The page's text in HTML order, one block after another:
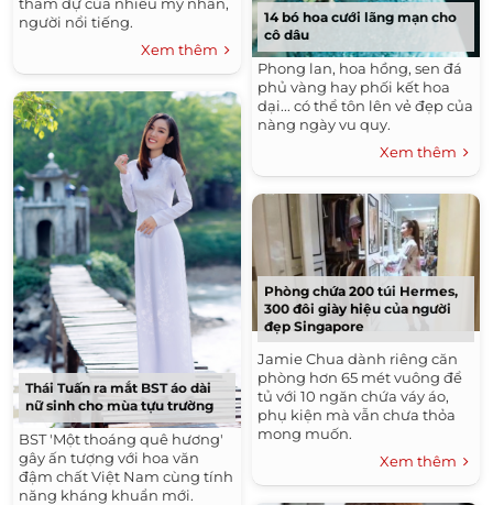
người nổi tiếng.
Xem thêm
Thái Tuấn ra mắt BST áo dài
nữ sinh cho mùa tựu trường
BST 'Một thoáng quê hương'
gây ấn tượng với hoa văn
đậm chất Việt Nam cùng tính
năng kháng khuẩn mới.
14 bó hoa cưới lãng mạn cho
cô dâu
Phong lan, hoa hồng, sen đá
phủ vàng hay phối kết hoa
dại... có thể tôn lên vẻ đẹp của
nàng ngày vu quy.
Xem thêm
Phòng chứa 200 túi Hermes,
300 đôi giày hiệu của người
đẹp Singapore
Jamie Chua dành riêng căn
phòng hơn 65 mét vuông để
tủ với 10 ngăn chứa váy áo,
phụ kiện mà vẫn chưa thỏa
mong muốn.
Xem thêm